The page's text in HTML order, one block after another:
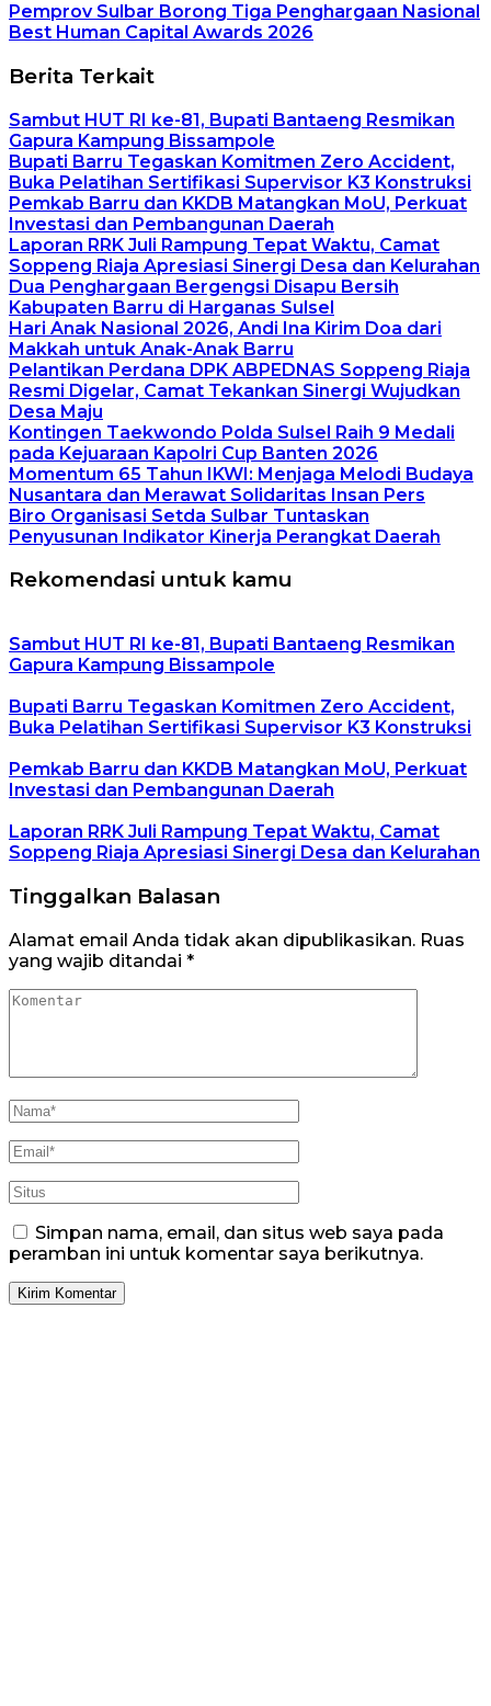
Pemprov Sulbar Borong Tiga Penghargaan Nasional
Best Human Capital Awards 2026
Berita Terkait
Sambut HUT RI ke-81, Bupati Bantaeng Resmikan
Gapura Kampung Bissampole
Bupati Barru Tegaskan Komitmen Zero Accident,
Buka Pelatihan Sertifikasi Supervisor K3 Konstruksi
Pemkab Barru dan KKDB Matangkan MoU, Perkuat
Investasi dan Pembangunan Daerah
Laporan RRK Juli Rampung Tepat Waktu, Camat
Soppeng Riaja Apresiasi Sinergi Desa dan Kelurahan
Dua Penghargaan Bergengsi Disapu Bersih
Kabupaten Barru di Harganas Sulsel
Hari Anak Nasional 2026, Andi Ina Kirim Doa dari
Makkah untuk Anak-Anak Barru
Pelantikan Perdana DPK ABPEDNAS Soppeng Riaja
Resmi Digelar, Camat Tekankan Sinergi Wujudkan
Desa Maju
Kontingen Taekwondo Polda Sulsel Raih 9 Medali
pada Kejuaraan Kapolri Cup Banten 2026
Momentum 65 Tahun IKWI: Menjaga Melodi Budaya
Nusantara dan Merawat Solidaritas Insan Pers
Biro Organisasi Setda Sulbar Tuntaskan
Penyusunan Indikator Kinerja Perangkat Daerah
Rekomendasi untuk kamu
Sambut HUT RI ke-81, Bupati Bantaeng Resmikan
Gapura Kampung Bissampole
Bupati Barru Tegaskan Komitmen Zero Accident,
Buka Pelatihan Sertifikasi Supervisor K3 Konstruksi
Pemkab Barru dan KKDB Matangkan MoU, Perkuat
Investasi dan Pembangunan Daerah
Laporan RRK Juli Rampung Tepat Waktu, Camat
Soppeng Riaja Apresiasi Sinergi Desa dan Kelurahan
Tinggalkan Balasan
Alamat email Anda tidak akan dipublikasikan. Ruas
yang wajib ditandai *
Simpan nama, email, dan situs web saya pada
peramban ini untuk komentar saya berikutnya.